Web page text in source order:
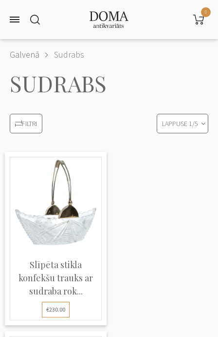
0
Galvenā Sudrabs
SUDRABS
LAPPUSE 1/5
Slīpēta stikla
konfekšu trauks ar
sudraba rok...
€230.00